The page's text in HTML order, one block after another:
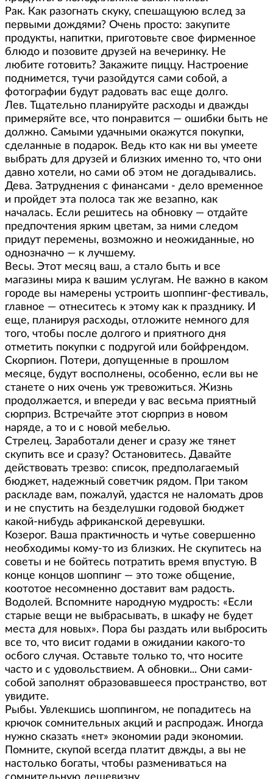
Рак. Как разогнать скуку, спешащуюю вслед за
первыми дождями? Очень просто: закупите
продукты, напитки, приготовьте свое фирменное
блюдо и позовите друзей на вечеринку. Не
любите готовить? Закажите пиццу. Настроение
поднимется, тучи разойдутся сами собой, а
фотографии будут радовать вас еще долго.
Лев. Тщательно планируйте расходы и дважды
примеряйте все, что понравится — ошибки быть не
должно. Самыми удачными окажутся покупки,
сделанные в подарок. Ведь кто как ни вы умеете
выбрать для друзей и близких именно то, что они
давно хотели, но сами об этом не догадывались.
Дева. Затруднения с финансами - дело временное
и пройдет эта полоса так же везапно, как
началась. Если решитесь на обновку — отдайте
предпочтения ярким цветам, за ними следом
придут перемены, возможно и неожиданные, но
однозначно — к лучшему.
Весы. Этот месяц ваш, а стало быть и все
магазины мира к вашим услугам. Не важно в каком
городе вы намерены устроить шоппинг-фестиваль,
главное — отнеситесь к этому как к празднику. И
еще, планируя расходы, отложите немного для
того, чтобы после долгого и приятного дня
отметить покупки с подругой или бойфрендом.
Скорпион. Потери, допущенные в прошлом
месяце, будут восполнены, особенно, если вы не
станете о них очень уж тревожиться. Жизнь
продолжается, и впереди у вас весьма приятный
сюрприз. Встречайте этот сюрприз в новом
наряде, а то и с новой мебелью.
Стрелец. Заработали денег и сразу же тянет
скупить все и сразу? Остановитесь. Давайте
действовать трезво: список, предполагаемый
бюджет, надежный советчик рядом. При таком
раскладе вам, пожалуй, удастся не наломать дров
и не спустить на безделушки годовой бюджет
какой-нибудь африканской деревушки.
Козерог. Ваша практичность и чутье совершенно
необходимы кому-то из близких. Не скупитесь на
советы и не бойтесь потратить время впустую. В
конце концов шоппинг — это тоже общение,
коототое несомненно доставит вам радость.
Водолей. Вспомните народную мудрость: «Если
старые вещи не выбрасывать, в шкафу не будет
места для новых». Пора бы раздать или выбросить
все то, что висит годами в ожидании какого-то
осбого случая. Оставьте только то, что носите
часто и с удовольствием. А обновки... Они сами-
собой заполнят образовавшееся пространство, вот
увидите.
Рыбы. Увлекшись шоппингом, не попадитесь на
крючок сомнительных акций и распродаж. Иногда
нужно сказать «нет» экономии ради экономии.
Помните, скупой всегда платит двжды, а вы не
настолько богаты, чтобы размениваться на